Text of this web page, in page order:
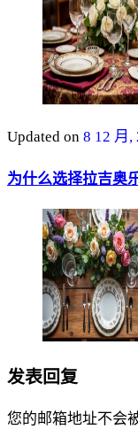
Updated on 8 12 月,
为什么选择拉吉奥
发表回复
您的邮箱地址不会